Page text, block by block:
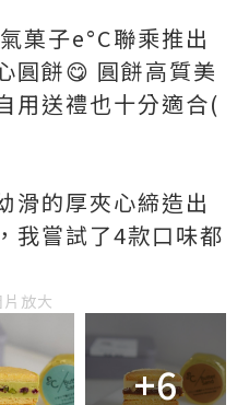
菓子e°C聯乘推出
圓餅😋 圓餅高質美
用送禮也十分適合(
滑的厚夾心締造出
我嘗試了4款口味都
放大
+6